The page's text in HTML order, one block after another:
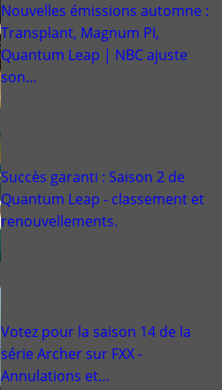
Nouvelles émissions automne :
Transplant, Magnum PI,
Quantum Leap | NBC ajuste
son…
Succès garanti : Saison 2 de
Quantum Leap - classement et
renouvellements.
Votez pour la saison 14 de la
série Archer sur FXX -
Annulations et…